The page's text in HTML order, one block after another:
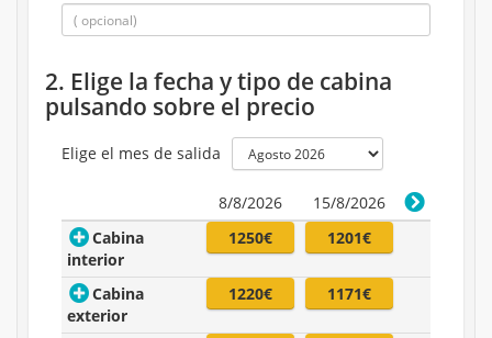
2. Elige la fecha y tipo de cabina
pulsando sobre el precio
Elige el mes de salida
8/8/2026
15/8/2026
Cabina
interior
1250€ 1201€
Cabina
exterior
1220€ 1171€